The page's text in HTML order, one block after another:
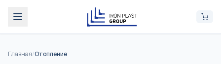
Главная/Отопление